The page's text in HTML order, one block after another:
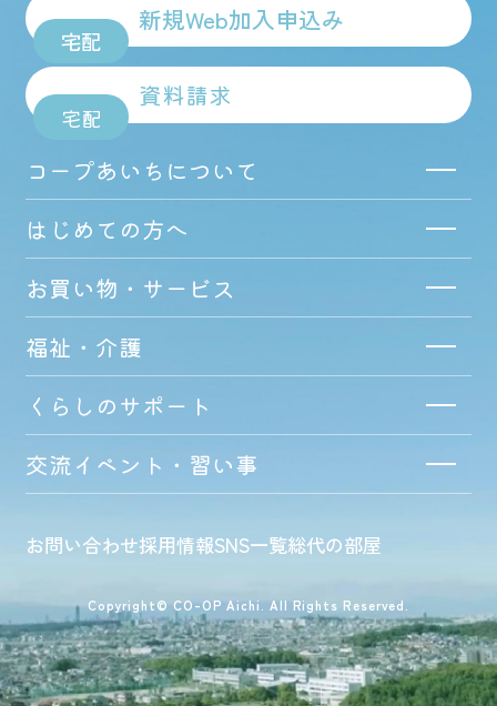
宅配
新規Web加入申込み
宅配
資料請求
コープあいちについて
はじめての方へ
お買い物・サービス
福祉・介護
くらしのサポート
交流イベント・習い事
お問い合わせ採用情報SNS一覧総代の部屋
Copyright© CO-OP Aichi. All Rights Reserved.